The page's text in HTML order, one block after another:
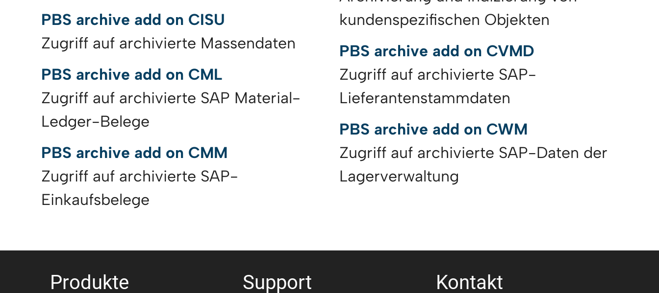
PBS archive add on CISU
Zugriff auf archivierte Massendaten
PBS archive add on CML
Zugriff auf archivierte SAP Material-
Ledger-Belege
PBS archive add on CMM
Zugriff auf archivierte SAP-
Einkaufsbelege
kundenspezifischen Objekten
PBS archive add on CVMD
Zugriff auf archivierte SAP-
Lieferantenstammdaten
PBS archive add on CWM
Zugriff auf archivierte SAP-Daten der
Lagerverwaltung
Produkte Support Kontakt